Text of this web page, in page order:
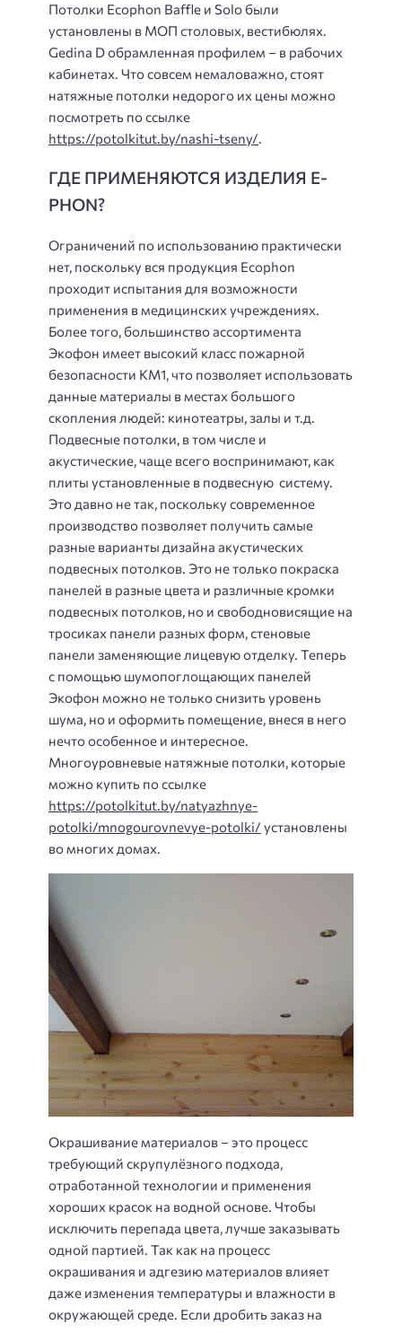
Потолки Ecophon Baffle и Solo были
установлены в МОП столовых, вестибюлях.
Gedina D обрамленная профилем – в рабочих
кабинетах. Что совсем немаловажно, стоят
натяжные потолки недорого их цены можно
посмотреть по ссылке
https://potolkitut.by/nashi-tseny/.
ГДЕ ПРИМЕНЯЮТСЯ ИЗДЕЛИЯ Е-
PHON?
Ограничений по использованию практически
нет, поскольку вся продукция Ecophon
проходит испытания для возможности
применения в медицинских учреждениях.
Более того, большинство ассортимента
Экофон имеет высокий класс пожарной
безопасности КМ1, что позволяет использовать
данные материалы в местах большого
скопления людей: кинотеатры, залы и т.д.
Подвесные потолки, в том числе и
акустические, чаще всего воспринимают, как
плиты установленные в подвесную систему.
Это давно не так, поскольку современное
производство позволяет получить самые
разные варианты дизайна акустических
подвесных потолков. Это не только покраска
панелей в разные цвета и различные кромки
подвесных потолков, но и свободновисящие на
тросиках панели разных форм, стеновые
панели заменяющие лицевую отделку. Теперь
с помощью шумопоглощающих панелей
Экофон можно не только снизить уровень
шума, но и оформить помещение, внеся в него
нечто особенное и интересное.
Многоуровневые натяжные потолки, которые
можно купить по ссылке
https://potolkitut.by/natyazhnye-
potolki/mnogourovnevye-potolki/ установлены
во многих домах.
Окрашивание материалов – это процесс
требующий скрупулёзного подхода,
отработанной технологии и применения
хороших красок на водной основе. Чтобы
исключить перепада цвета, лучше заказывать
одной партией. Так как на процесс
окрашивания и адгезию материалов влияет
даже изменения температуры и влажности в
окружающей среде. Если дробить заказ на